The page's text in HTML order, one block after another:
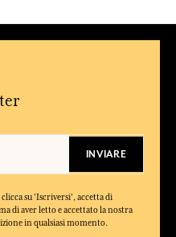
INVIARE
su 'Iscriversi', accetta di
di aver letto e accettato la nostra
in qualsiasi momento.